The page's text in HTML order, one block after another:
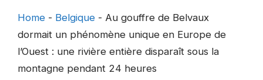
Home - Belgique - Au gouffre de Belvaux
dormait un phénomène unique en Europe de
l’Ouest : une rivière entière disparaît sous la
montagne pendant 24 heures